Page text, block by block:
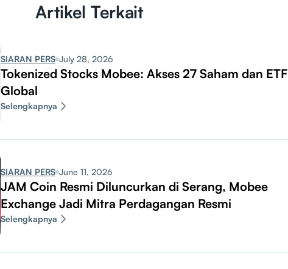
Artikel Terkait
SIARAN PERS July 28, 2026
Tokenized Stocks Mobee: Akses 27 Saham dan ETF
Global
Selengkapnya
SIARAN PERS June 11, 2026
JAM Coin Resmi Diluncurkan di Serang, Mobee
Exchange Jadi Mitra Perdagangan Resmi
Selengkapnya